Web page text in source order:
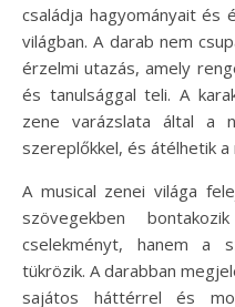
családja hagyományait és
világban. A darab nem
érzelmi utazás, amely
és tanulsággal teli. A
zene varázslata által a
szereplőkkel, és átélhetik
A musical zenei világa
szövegekben
cselekményt, hanem a
tükrözik. A darabban
sajátos háttérrel és